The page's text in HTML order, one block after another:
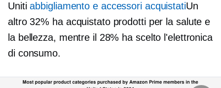
Unitiabbigliamento e accessori acquistatiUn
altro 32% ha acquistato prodotti per la salute e
la bellezza, mentre il 28% ha scelto l'elettronica
di consumo.